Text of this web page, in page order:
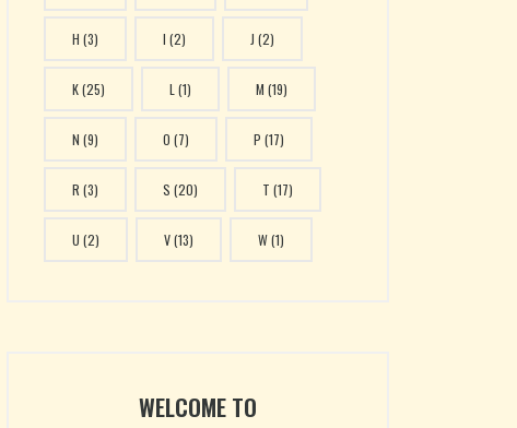
H (3) I (2) J (2)
K(25) L (1) M (19)
N (9) O (7) P (17)
R (3) S (20) T (17)
U (2) V(13) W(1)
WELCOME TO